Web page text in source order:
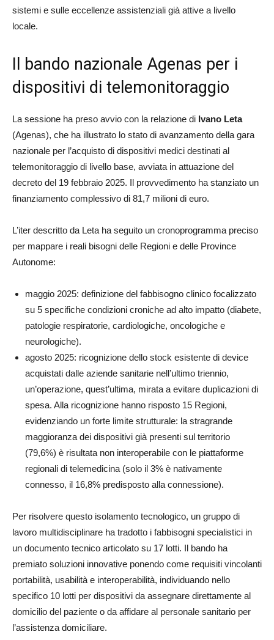
sistemi e sulle eccellenze assistenziali già attive a livello
locale.
Il bando nazionale Agenas per i
dispositivi di telemonitoraggio
La sessione ha preso avvio con la relazione di Ivano Leta
(Agenas), che ha illustrato lo stato di avanzamento della gara
nazionale per l’acquisto di dispositivi medici destinati al
telemonitoraggio di livello base, avviata in attuazione del
decreto del 19 febbraio 2025. Il provvedimento ha stanziato un
finanziamento complessivo di 81,7 milioni di euro.
L’iter descritto da Leta ha seguito un cronoprogramma preciso
per mappare i reali bisogni delle Regioni e delle Province
Autonome:
maggio 2025: definizione del fabbisogno clinico focalizzato
su 5 specifiche condizioni croniche ad alto impatto (diabete,
patologie respiratorie, cardiologiche, oncologiche e
neurologiche).
agosto 2025: ricognizione dello stock esistente di device
acquistati dalle aziende sanitarie nell’ultimo triennio,
un’operazione, quest’ultima, mirata a evitare duplicazioni di
spesa. Alla ricognizione hanno risposto 15 Regioni,
evidenziando un forte limite strutturale: la stragrande
maggioranza dei dispositivi già presenti sul territorio
(79,6%) è risultata non interoperabile con le piattaforme
regionali di telemedicina (solo il 3% è nativamente
connesso, il 16,8% predisposto alla connessione).
Per risolvere questo isolamento tecnologico, un gruppo di
lavoro multidisciplinare ha tradotto i fabbisogni specialistici in
un documento tecnico articolato su 17 lotti. Il bando ha
premiato soluzioni innovative ponendo come requisiti vincolanti
portabilità, usabilità e interoperabilità, individuando nello
specifico 10 lotti per dispositivi da assegnare direttamente al
domicilio del paziente o da affidare al personale sanitario per
l’assistenza domiciliare.